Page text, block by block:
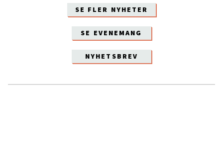
SE FLER NYHETER
SE EVENEMANG
NYHETSBREV